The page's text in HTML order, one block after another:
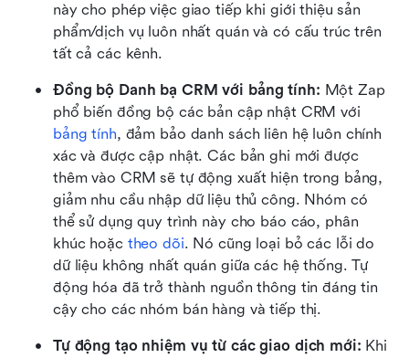
này cho phép việc giao tiếp khi giới thiệu sản
phẩm/dịch vụ luôn nhất quán và có cấu trúc trên
tất cả các kênh.
Đồng bộ Danh bạ CRM với bảng tính: Một Zap
bảng tính, đảm bảo danh sách liên hệ luôn chính
xác và được cập nhật. Các bản ghi mới được
thêm vào CRM sẽ tự động xuất hiện trong bảng,
giảm nhu cầu nhập dữ liệu thủ công. Nhóm có
thể sử dụng quy trình này cho báo cáo, phân
khúc hoặc theo dõi. Nó cũng loại bỏ các lỗi do
dữ liệu không nhất quán giữa các hệ thống. Tự
động hóa đã trở thành nguồn thông tin đáng tin
cậy cho các nhóm bán hàng và tiếp thị.
Tự động tạo nhiệm vụ từ các giao dịch mới: Khi